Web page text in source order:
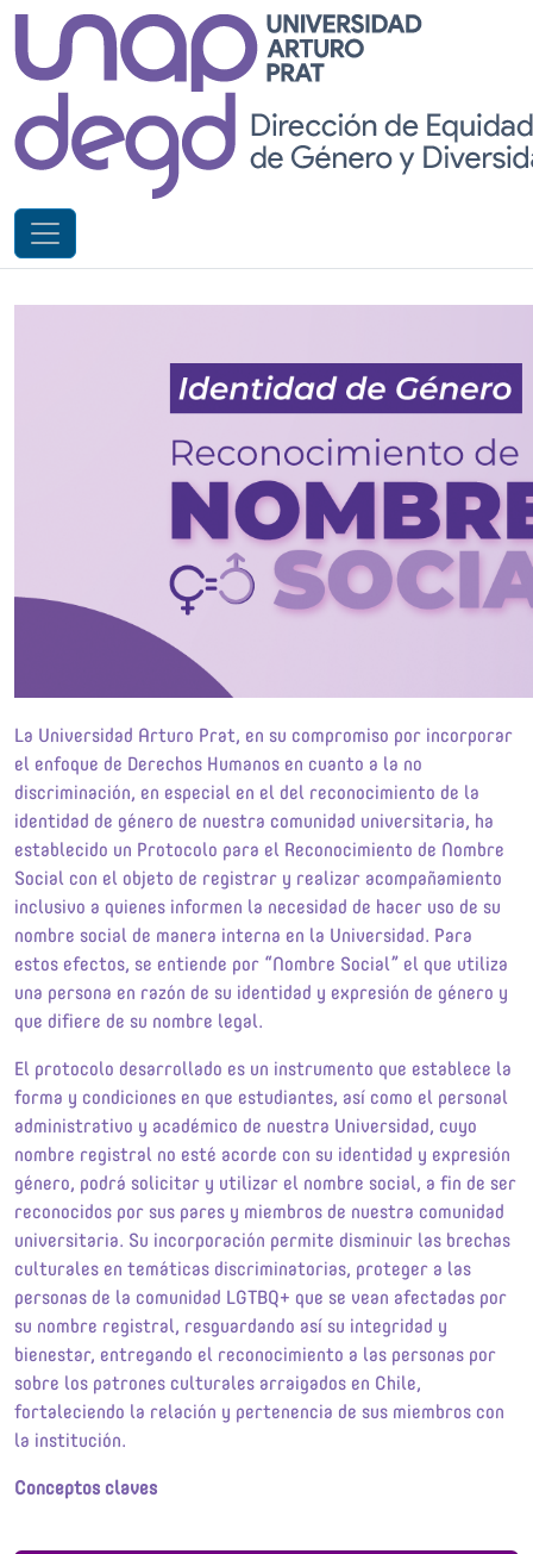
La Universidad Arturo Prat, en su compromiso por incorporar
el enfoque de Derechos Humanos en cuanto a la no
discriminación, en especial en el del reconocimiento de la
identidad de género de nuestra comunidad universitaria, ha
establecido un Protocolo para el Reconocimiento de Nombre
Social con el objeto de registrar y realizar acompañamiento
inclusivo a quienes informen la necesidad de hacer uso de su
nombre social de manera interna en la Universidad. Para
estos efectos, se entiende por “Nombre Social” el que utiliza
una persona en razón de su identidad y expresión de género y
que difiere de su nombre legal.
El protocolo desarrollado es un instrumento que establece la
forma y condiciones en que estudiantes, así como el personal
administrativo y académico de nuestra Universidad, cuyo
nombre registral no esté acorde con su identidad y expresión
género, podrá solicitar y utilizar el nombre social, a fin de ser
reconocidos por sus pares y miembros de nuestra comunidad
universitaria. Su incorporación permite disminuir las brechas
culturales en temáticas discriminatorias, proteger a las
personas de la comunidad LGTBQ+ que se vean afectadas por
su nombre registral, resguardando así su integridad y
bienestar, entregando el reconocimiento a las personas por
sobre los patrones culturales arraigados en Chile,
fortaleciendo la relación y pertenencia de sus miembros con
la institución.
Conceptos claves